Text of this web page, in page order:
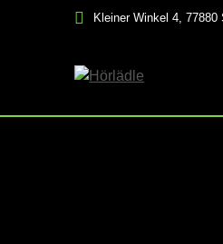
Kleiner Winkel 4,